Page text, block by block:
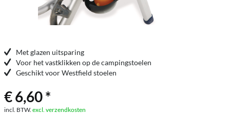
Met glazen uitsparing
Voor het vastklikken op de campingstoelen
Geschikt voor Westfield stoelen
€ 6,60 *
incl. BTW. excl. verzendkosten